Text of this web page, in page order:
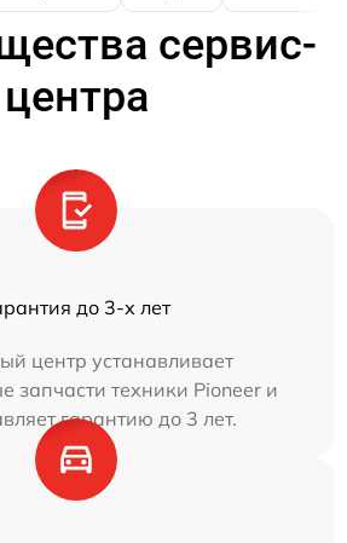
сервис-
центра
до 3-х лет
центр устанавливает
запчасти техники Pioneer и
гарантию до 3 лет.